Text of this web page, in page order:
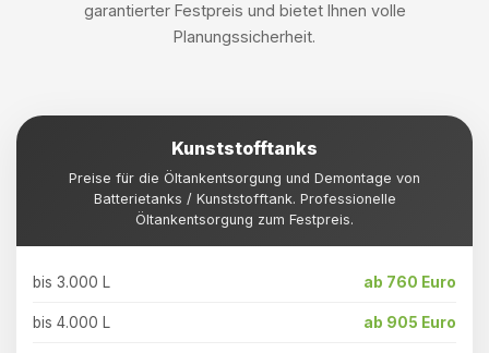
garantierter Festpreis und bietet Ihnen volle
Planungssicherheit.
Kunststofftanks
Preise für die Öltankentsorgung und Demontage von
Batterietanks / Kunststofftank. Professionelle
Öltankentsorgung zum Festpreis.
bis 3.000 L ab 760 Euro
bis 4.000 L ab 905 Euro